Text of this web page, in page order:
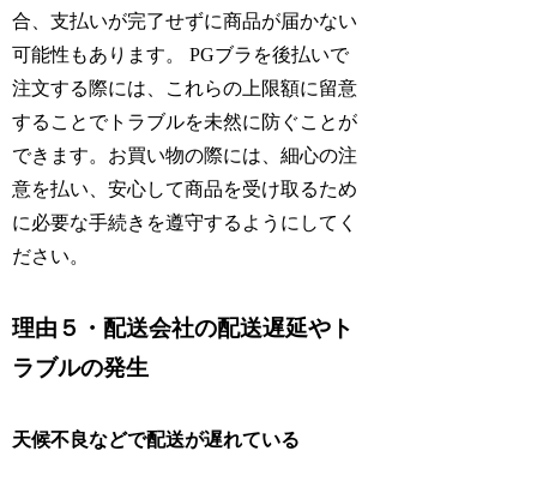
合、支払いが完了せずに商品が届かない
可能性もあります。 PGブラを後払いで
注文する際には、これらの上限額に留意
することでトラブルを未然に防ぐことが
できます。お買い物の際には、細心の注
意を払い、安心して商品を受け取るため
に必要な手続きを遵守するようにしてく
ださい。
理由５・配送会社の配送遅延やト
ラブルの発生
天候不良などで配送が遅れている